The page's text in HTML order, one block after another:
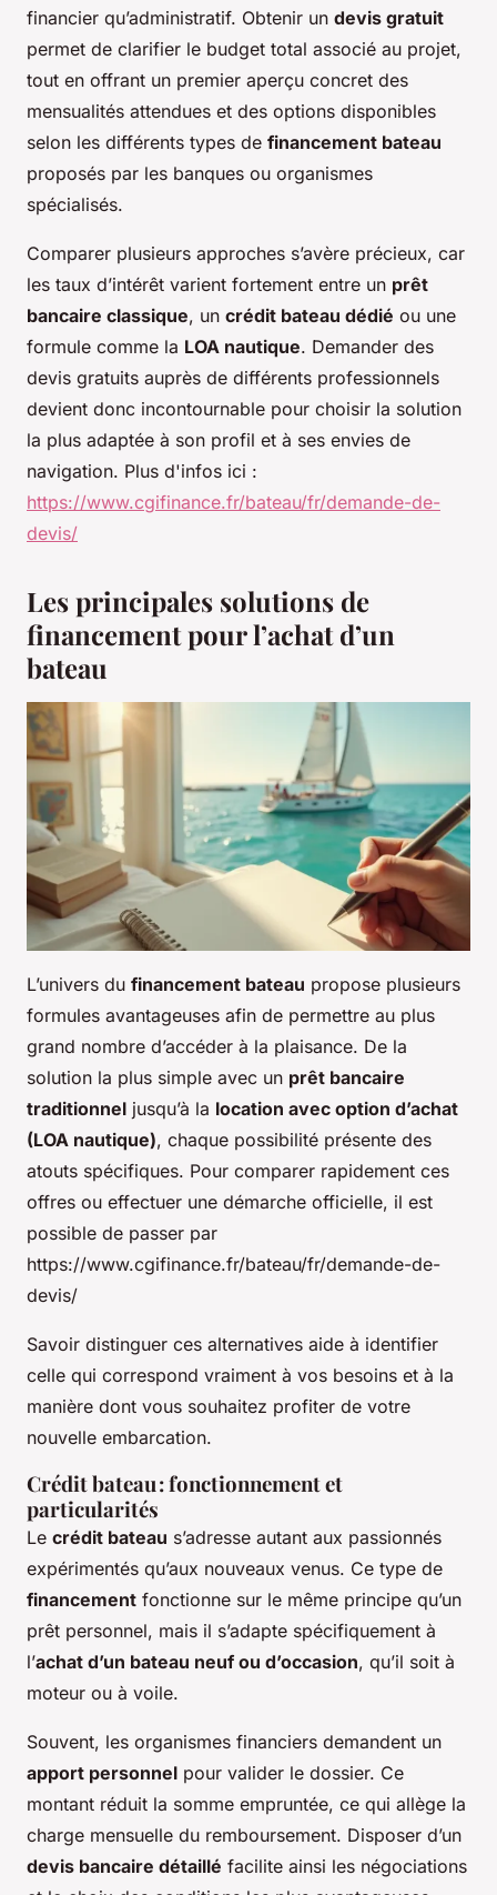
financier qu’administratif. Obtenir un devis gratuit
permet de clarifier le budget total associé au projet,
tout en offrant un premier aperçu concret des
mensualités attendues et des options disponibles
selon les différents types de financement bateau
proposés par les banques ou organismes
spécialisés.
Comparer plusieurs approches s’avère précieux, car
les taux d’intérêt varient fortement entre un prêt
bancaire classique, un crédit bateau dédié ou une
formule comme la LOA nautique. Demander des
devis gratuits auprès de différents professionnels
devient donc incontournable pour choisir la solution
la plus adaptée à son profil et à ses envies de
navigation. Plus d'infos ici :
https://www.cgifinance.fr/bateau/fr/demande-de-
devis/
Les principales solutions de
financement pour l’achat d’un
bateau
L’univers du financement bateau propose plusieurs
formules avantageuses afin de permettre au plus
grand nombre d’accéder à la plaisance. De la
solution la plus simple avec un prêt bancaire
traditionnel jusqu’à la location avec option d’achat
(LOA nautique), chaque possibilité présente des
atouts spécifiques. Pour comparer rapidement ces
offres ou effectuer une démarche officielle, il est
possible de passer par
https://www.cgifinance.fr/bateau/fr/demande-de-
devis/
Savoir distinguer ces alternatives aide à identifier
celle qui correspond vraiment à vos besoins et à la
manière dont vous souhaitez profiter de votre
nouvelle embarcation.
Crédit bateau : fonctionnement et
particularités
Le crédit bateau s’adresse autant aux passionnés
expérimentés qu’aux nouveaux venus. Ce type de
financement fonctionne sur le même principe qu’un
prêt personnel, mais il s’adapte spécifiquement à
l’achat d’un bateau neuf ou d’occasion, qu’il soit à
moteur ou à voile.
Souvent, les organismes financiers demandent un
apport personnel pour valider le dossier. Ce
montant réduit la somme empruntée, ce qui allège la
charge mensuelle du remboursement. Disposer d’un
devis bancaire détaillé facilite ainsi les négociations